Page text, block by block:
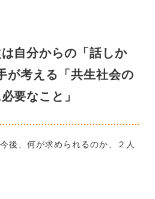
自分からの「話しか
考える「共生社会の
要なこと」
後、何が求められるのか、２人